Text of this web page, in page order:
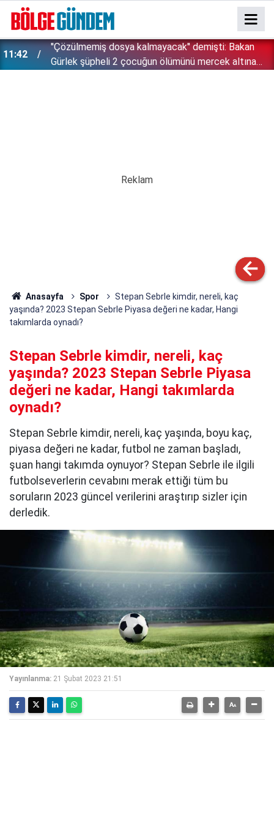
11:42
''Çözülmemiş dosya kalmayacak'' demişti: Bakan
Gürlek şüpheli 2 çocuğun ölümünü mercek altına
Anasayfa Spor
Stepan Sebrle kimdir, nereli, kaç
yaşında? 2023 Stepan Sebrle Piyasa değeri ne kadar, Hangi
takımlarda oynadı?
Stepan Sebrle kimdir, nereli, kaç
yaşında? 2023 Stepan Sebrle Piyasa
değeri ne kadar, Hangi takımlarda
oynadı?
Stepan Sebrle kimdir, nereli, kaç yaşında, boyu kaç,
piyasa değeri ne kadar, futbol ne zaman başladı,
şuan hangi takımda oynuyor? Stepan Sebrle ile ilgili
futbolseverlerin cevabını merak ettiği tüm bu
soruların 2023 güncel verilerini araştırıp sizler için
derledik.
Yayınlanma: 21 Şubat 2023 21:51